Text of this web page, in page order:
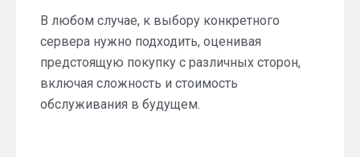
В любом случае, к выбору конкретного
сервера нужно подходить, оценивая
предстоящую покупку с различных сторон,
включая сложность и стоимость
обслуживания в будущем.